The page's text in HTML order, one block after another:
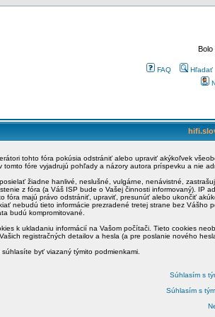
Bolo
FAQ Hľadať
tohto fóra pokúsia odstrániť alebo upraviť akýkoľvek
tomto fóre vyjadrujú pohľady a názory autora príspevku a nie
žiadne hanlivé, neslušné, vulgárne, nenávistné,
z fóra (a Váš ISP bude o Vašej činnosti informovaný). IP
fóra majú právo odstrániť, upraviť, presunúť alebo ukončiť
nebudú tieto informácie prezradené tretej strane bez Vášho
budú kompromitované.
k ukladaniu informácií na Vašom počítači. Tieto cookies
registračných detailov a hesla (a pre poslanie nového
byť viazaný týmito podmienkami.
Súhlasím s
Súhlasím s